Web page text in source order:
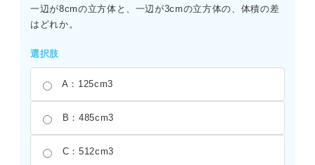
一辺が8cmの立方体と、一辺が3cmの立方体の、体積の差
はどれか。
選択肢
A：125cm3
B：485cm3
C：512cm3